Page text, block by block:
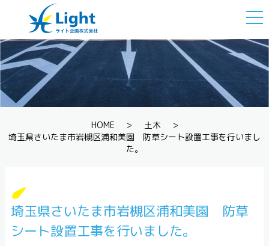
HOME > 土木
>
埼玉県さいたま市岩槻区浦和美園 防草シート設置工事を行いまし
た。
埼玉県さいたま市岩槻区浦和美園 防草
シート設置工事を行いました。